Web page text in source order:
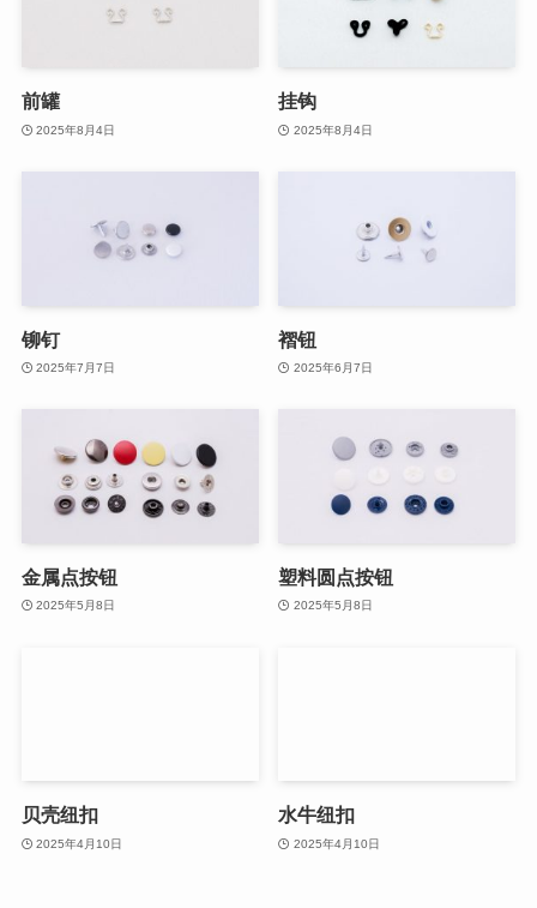
前罐
2025年8月4日
挂钩
2025年8月4日
铆钉
2025年7月7日
褶钮
2025年6月7日
金属点按钮
2025年5月8日
塑料圆点按钮
2025年5月8日
贝壳纽扣
2025年4月10日
水牛纽扣
2025年4月10日